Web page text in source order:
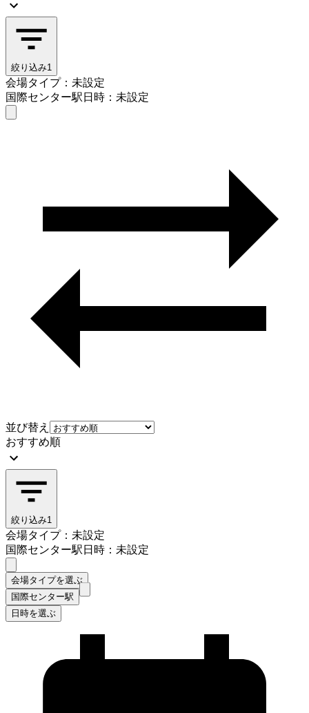
絞り込み1
会場タイプ：未設定
国際センター駅日時：未設定
並び替え
おすすめ順
絞り込み1
会場タイプ：未設定
国際センター駅日時：未設定
会場タイプを選ぶ
国際センター駅
日時を選ぶ